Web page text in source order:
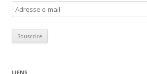
d
r
e
LIENS